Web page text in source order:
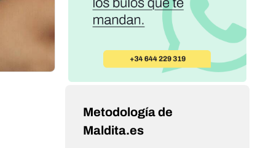
Metodología de
Maldita.es